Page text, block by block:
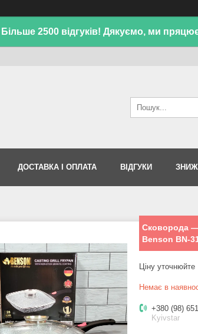
Більше 2500 відгуків! Дякуємо, ми
ДОСТАВКА І ОПЛАТА ВІДГУКИ
Сковорода —
Benson BN-
Ціну уточнюйте
Немає в
+380 (98)
Kyivstar